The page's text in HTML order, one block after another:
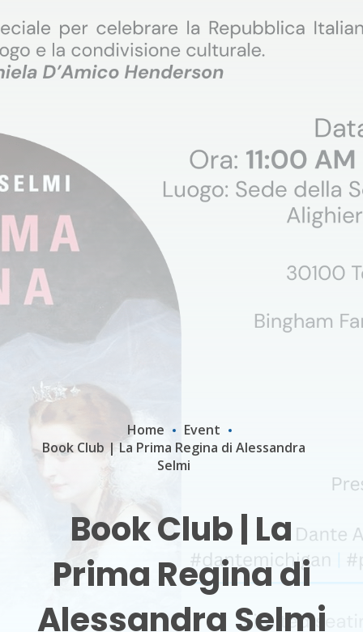
Home
Event
Book Club | La Prima Regina di Alessandra
Selmi
Book Club | La
Prima Regina di
Alessandra Selmi